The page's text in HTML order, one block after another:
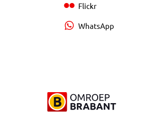
Flickr
WhatsApp